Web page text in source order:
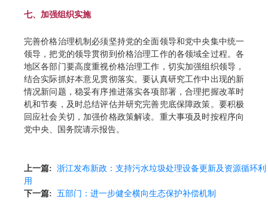
七、加强组织实施
完善价格治理机制必须坚持党的全面领导和党中央集中统一
领导，把党的领导贯彻到价格治理工作的各领域全过程。各
地区各部门要高度重视价格治理工作，切实加强组织领导，
结合实际抓好本意见贯彻落实。要认真研究工作中出现的新
情况新问题，稳妥有序推进落实各项部署，合理把握改革时
机和节奏，及时总结评估并研究完善兜底保障政策。要积极
回应社会关切，加强价格政策解读。重大事项及时按程序向
党中央、国务院请示报告。
上一篇: 浙江发布新政：支持污水垃圾处理设备更新及资源循环利
用
下一篇:
五部门：进一步健全横向生态保护补偿机制